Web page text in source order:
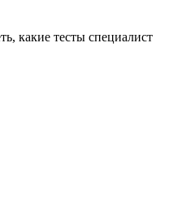
какие тесты специалист